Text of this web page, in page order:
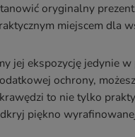
oryginalny
miejscem dla
jej ekspozycję jedynie
ochrony,
to nie tylko
piękno